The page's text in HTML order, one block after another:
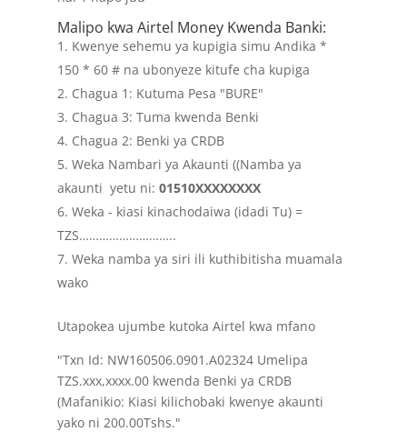
Malipo kwa Airtel Money Kwenda Banki:
Kwenye sehemu ya kupigia simu Andika *
150 * 60 # na ubonyeze kitufe cha kupiga
Chagua 1: Kutuma Pesa "BURE"
Chagua 3: Tuma kwenda Benki
Chagua 2: Benki ya CRDB
Weka Nambari ya Akaunti ((Namba ya
akaunti yetu ni: 01510XXXXXXXX
Weka - kiasi kinachodaiwa (idadi Tu) =
TZS………………………..
Weka namba ya siri ili kuthibitisha muamala
wako
Utapokea ujumbe kutoka Airtel kwa mfano
"Txn Id: NW160506.0901.A02324 Umelipa
TZS.xxx,xxxx.00 kwenda Benki ya CRDB
(Mafanikio: Kiasi kilichobaki kwenye akaunti
yako ni 200.00Tshs."